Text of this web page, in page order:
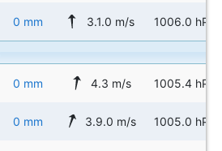
0 mm 3.1.0 m/s 1006.0 hPa
0 mm 4.3 m/s 1005.4 hPa
0 mm 3.9.0 m/s 1005.0 hPa